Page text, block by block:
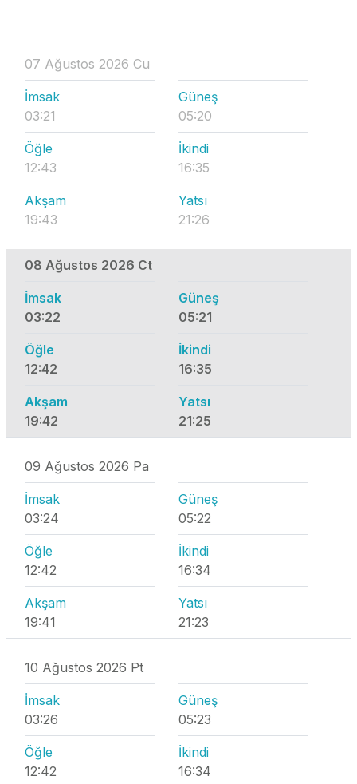
07 Ağustos 2026 Cu
İmsak
03:21
Güneş
05:20
Öğle
12:43
İkindi
16:35
Akşam
19:43
Yatsı
21:26
08 Ağustos 2026 Ct
İmsak
03:22
Güneş
05:21
Öğle
12:42
İkindi
16:35
Akşam
19:42
Yatsı
21:25
09 Ağustos 2026 Pa
İmsak
03:24
Güneş
05:22
Öğle
12:42
İkindi
16:34
Akşam
19:41
Yatsı
21:23
10 Ağustos 2026 Pt
İmsak
03:26
Güneş
05:23
Öğle
12:42
İkindi
16:34